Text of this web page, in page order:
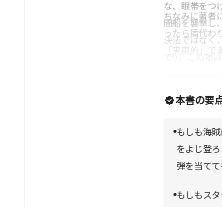
な、眼帯をつ
間船を襲撃し
決法ではなく
襲撃が行われ
プ中に不幸
も、よく読
きない。
ちなみに著者
ったら盾代わ
「実用的」で
本書の要
もしも海
をよじ登
弾を当てて
もしもス